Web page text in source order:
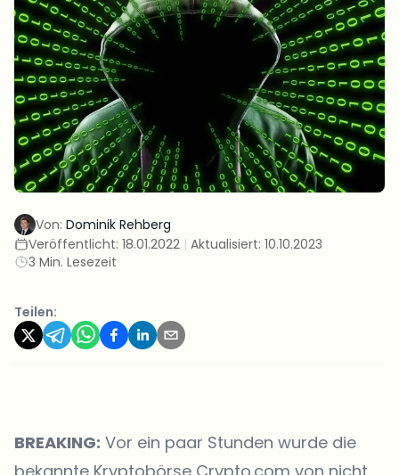
Von: Dominik Rehberg
Veröffentlicht: 18.01.2022 | Aktualisiert: 10.10.2023
3 Min. Lesezeit
Teilen:
BREAKING: Vor ein paar Stunden wurde die